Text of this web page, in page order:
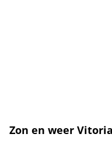
Zon en weer